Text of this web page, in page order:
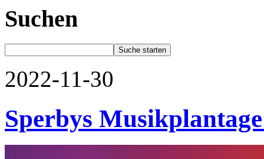
Suchen
2022-11-30
Sperbys